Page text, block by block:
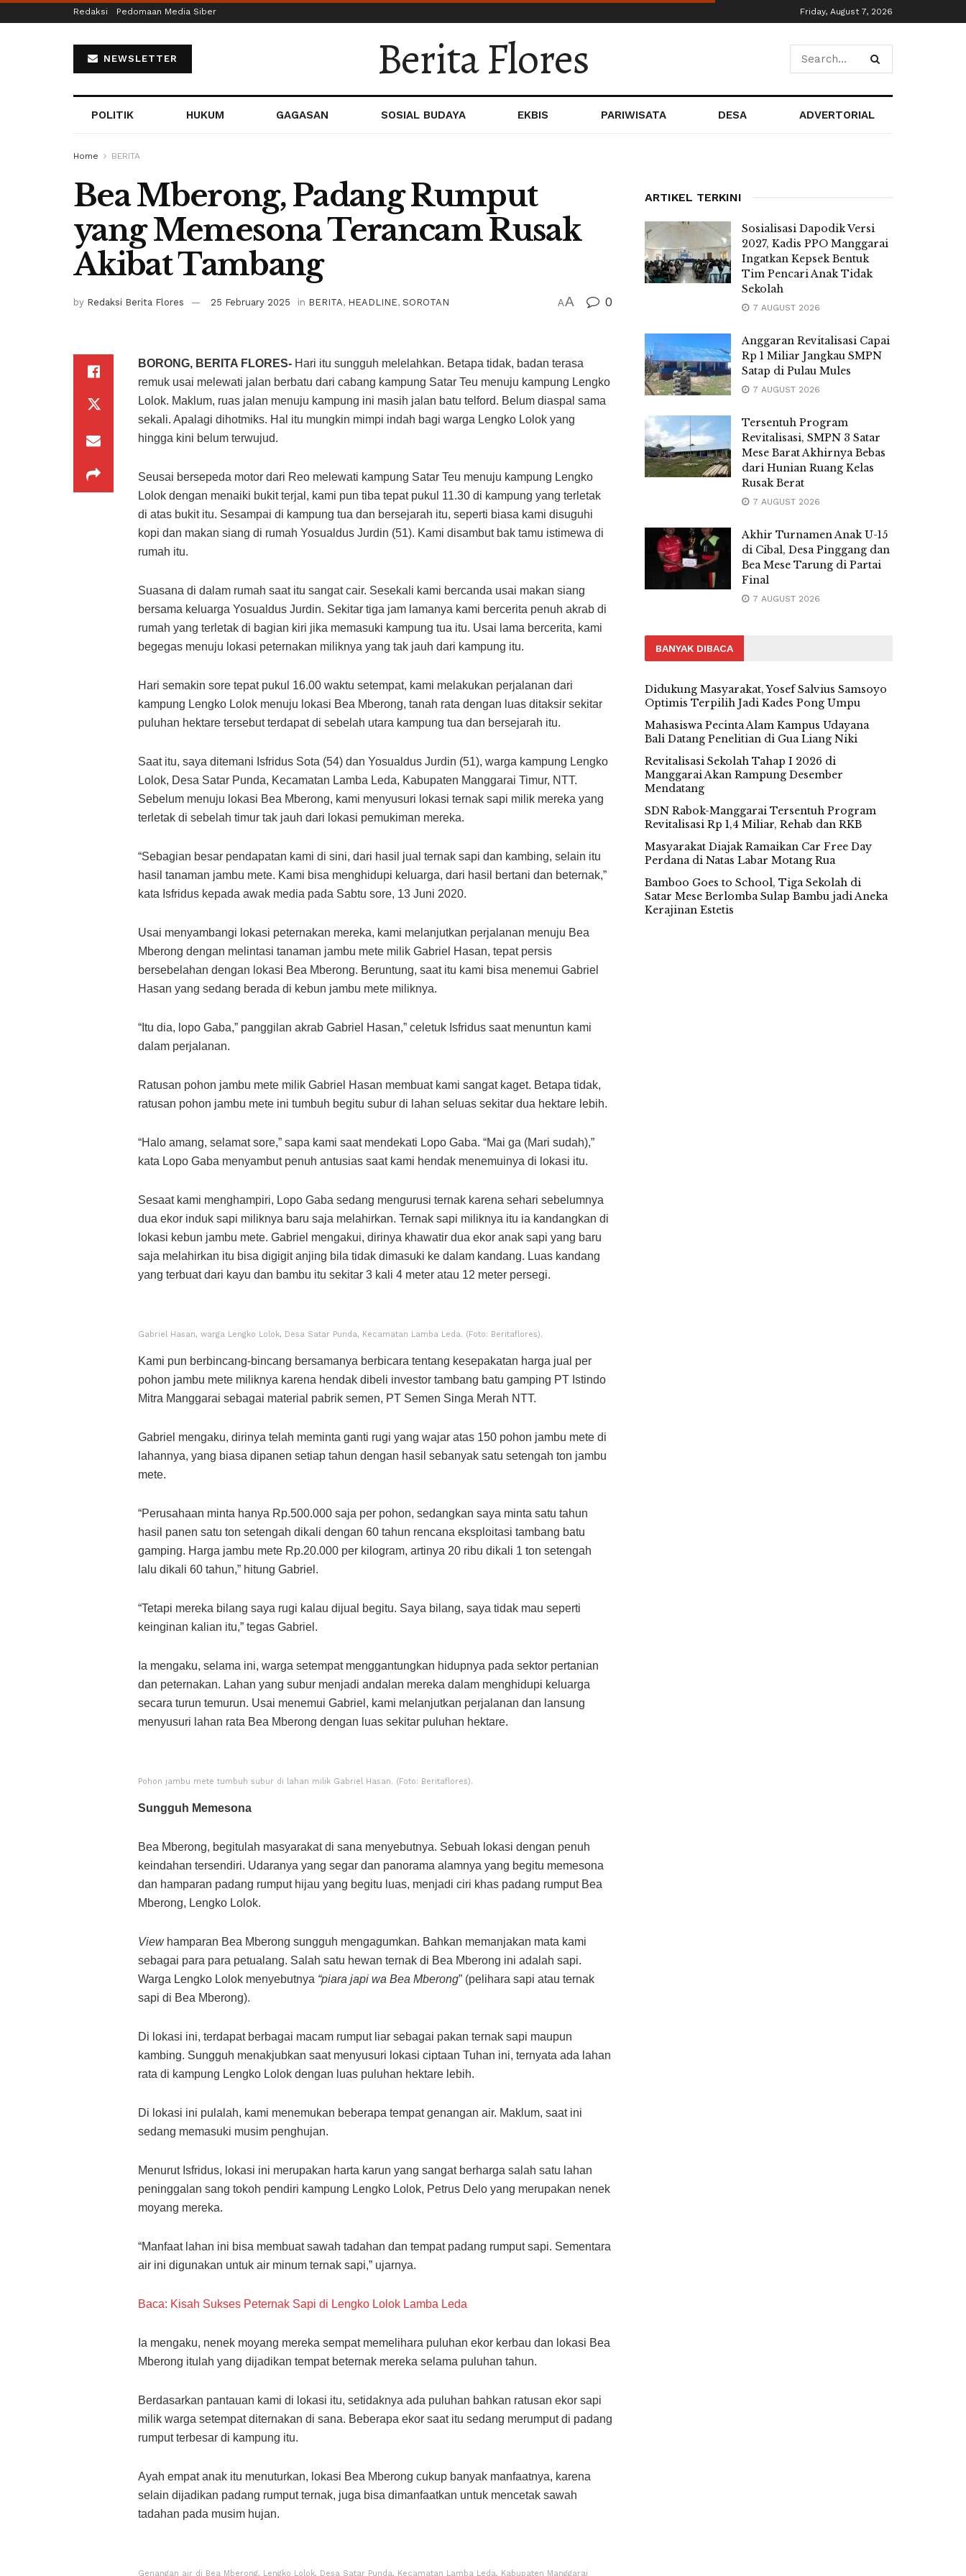
Redaksi Pedomaan Media Siber Friday, August 7, 2026
NEWSLETTER Berita Flores
POLITIK HUKUM GAGASAN SOSIAL BUDAYA EKBIS PARIWISATA DESA ADVERTORIAL
Home BERITA
Bea Mberong, Padang Rumput
yang Memesona Terancam Rusak
Akibat Tambang
by Redaksi Berita Flores 25 February 2025 in BERITA, HEADLINE, SOROTAN AA 0
BORONG, BERITA FLORES- Hari itu sungguh melelahkan. Betapa tidak, badan terasa
remuk usai melewati jalan berbatu dari cabang kampung Satar Teu menuju kampung Lengko
Lolok. Maklum, ruas jalan menuju kampung ini masih jalan batu telford. Belum diaspal sama
sekali. Apalagi dihotmiks. Hal itu mungkin mimpi indah bagi warga Lengko Lolok yang
hingga kini belum terwujud.
Seusai bersepeda motor dari Reo melewati kampung Satar Teu menuju kampung Lengko
Lolok dengan menaiki bukit terjal, kami pun tiba tepat pukul 11.30 di kampung yang terletak
di atas bukit itu. Sesampai di kampung tua dan bersejarah itu, seperti biasa kami disuguhi
kopi dan makan siang di rumah Yosualdus Jurdin (51). Kami disambut bak tamu istimewa di
rumah itu.
Suasana di dalam rumah saat itu sangat cair. Sesekali kami bercanda usai makan siang
bersama keluarga Yosualdus Jurdin. Sekitar tiga jam lamanya kami bercerita penuh akrab di
rumah yang terletak di bagian kiri jika memasuki kampung tua itu. Usai lama bercerita, kami
begegas menuju lokasi peternakan miliknya yang tak jauh dari kampung itu.
Hari semakin sore tepat pukul 16.00 waktu setempat, kami melakukan perjalanan dari
kampung Lengko Lolok menuju lokasi Bea Mberong, tanah rata dengan luas ditaksir sekitar
puluhan hektare tersebut terdapat di sebelah utara kampung tua dan bersejarah itu.
Saat itu, saya ditemani Isfridus Sota (54) dan Yosualdus Jurdin (51), warga kampung Lengko
Lolok, Desa Satar Punda, Kecamatan Lamba Leda, Kabupaten Manggarai Timur, NTT.
Sebelum menuju lokasi Bea Mberong, kami menyusuri lokasi ternak sapi milik mereka yang
terletak di sebelah timur tak jauh dari lokasi pemukiman mereka.
“Sebagian besar pendapatan kami di sini, dari hasil jual ternak sapi dan kambing, selain itu
hasil tanaman jambu mete. Kami bisa menghidupi keluarga, dari hasil bertani dan beternak,”
kata Isfridus kepada awak media pada Sabtu sore, 13 Juni 2020.
Usai menyambangi lokasi peternakan mereka, kami melanjutkan perjalanan menuju Bea
Mberong dengan melintasi tanaman jambu mete milik Gabriel Hasan, tepat persis
bersebelahan dengan lokasi Bea Mberong. Beruntung, saat itu kami bisa menemui Gabriel
Hasan yang sedang berada di kebun jambu mete miliknya.
“Itu dia, lopo Gaba,” panggilan akrab Gabriel Hasan,” celetuk Isfridus saat menuntun kami
dalam perjalanan.
Ratusan pohon jambu mete milik Gabriel Hasan membuat kami sangat kaget. Betapa tidak,
ratusan pohon jambu mete ini tumbuh begitu subur di lahan seluas sekitar dua hektare lebih.
“Halo amang, selamat sore,” sapa kami saat mendekati Lopo Gaba. “Mai ga (Mari sudah),”
kata Lopo Gaba menyambut penuh antusias saat kami hendak menemuinya di lokasi itu.
Sesaat kami menghampiri, Lopo Gaba sedang mengurusi ternak karena sehari sebelumnya
dua ekor induk sapi miliknya baru saja melahirkan. Ternak sapi miliknya itu ia kandangkan di
lokasi kebun jambu mete. Gabriel mengakui, dirinya khawatir dua ekor anak sapi yang baru
saja melahirkan itu bisa digigit anjing bila tidak dimasuki ke dalam kandang. Luas kandang
yang terbuat dari kayu dan bambu itu sekitar 3 kali 4 meter atau 12 meter persegi.
Gabriel Hasan, warga Lengko Lolok, Desa Satar Punda, Kecamatan Lamba Leda. (Foto: Beritaflores).
Kami pun berbincang-bincang bersamanya berbicara tentang kesepakatan harga jual per
pohon jambu mete miliknya karena hendak dibeli investor tambang batu gamping PT Istindo
Mitra Manggarai sebagai material pabrik semen, PT Semen Singa Merah NTT.
Gabriel mengaku, dirinya telah meminta ganti rugi yang wajar atas 150 pohon jambu mete di
lahannya, yang biasa dipanen setiap tahun dengan hasil sebanyak satu setengah ton jambu
mete.
“Perusahaan minta hanya Rp.500.000 saja per pohon, sedangkan saya minta satu tahun
hasil panen satu ton setengah dikali dengan 60 tahun rencana eksploitasi tambang batu
gamping. Harga jambu mete Rp.20.000 per kilogram, artinya 20 ribu dikali 1 ton setengah
lalu dikali 60 tahun,” hitung Gabriel.
“Tetapi mereka bilang saya rugi kalau dijual begitu. Saya bilang, saya tidak mau seperti
keinginan kalian itu,” tegas Gabriel.
Ia mengaku, selama ini, warga setempat menggantungkan hidupnya pada sektor pertanian
dan peternakan. Lahan yang subur menjadi andalan mereka dalam menghidupi keluarga
secara turun temurun. Usai menemui Gabriel, kami melanjutkan perjalanan dan lansung
menyusuri lahan rata Bea Mberong dengan luas sekitar puluhan hektare.
Pohon jambu mete tumbuh subur di lahan milik Gabriel Hasan. (Foto: Beritaflores).
Sungguh Memesona
Bea Mberong, begitulah masyarakat di sana menyebutnya. Sebuah lokasi dengan penuh
keindahan tersendiri. Udaranya yang segar dan panorama alamnya yang begitu memesona
dan hamparan padang rumput hijau yang begitu luas, menjadi ciri khas padang rumput Bea
Mberong, Lengko Lolok.
Viewhamparan Bea Mberong sungguh mengagumkan. Bahkan memanjakan mata kami
sebagai para para petualang. Salah satu hewan ternak di Bea Mberong ini adalah sapi.
Warga Lengko Lolok menyebutnya “piara japi wa Bea Mberong” (pelihara sapi atau ternak
sapi di Bea Mberong).
Di lokasi ini, terdapat berbagai macam rumput liar sebagai pakan ternak sapi maupun
kambing. Sungguh menakjubkan saat menyusuri lokasi ciptaan Tuhan ini, ternyata ada lahan
rata di kampung Lengko Lolok dengan luas puluhan hektare lebih.
Di lokasi ini pulalah, kami menemukan beberapa tempat genangan air. Maklum, saat ini
sedang memasuki musim penghujan.
Menurut Isfridus, lokasi ini merupakan harta karun yang sangat berharga salah satu lahan
peninggalan sang tokoh pendiri kampung Lengko Lolok, Petrus Delo yang merupakan nenek
moyang mereka.
“Manfaat lahan ini bisa membuat sawah tadahan dan tempat padang rumput sapi. Sementara
air ini digunakan untuk air minum ternak sapi,” ujarnya.
Baca: Kisah Sukses Peternak Sapi di Lengko Lolok Lamba Leda
Ia mengaku, nenek moyang mereka sempat memelihara puluhan ekor kerbau dan lokasi Bea
Mberong itulah yang dijadikan tempat beternak mereka selama puluhan tahun.
Berdasarkan pantauan kami di lokasi itu, setidaknya ada puluhan bahkan ratusan ekor sapi
milik warga setempat diternakan di sana. Beberapa ekor saat itu sedang merumput di padang
rumput terbesar di kampung itu.
Ayah empat anak itu menuturkan, lokasi Bea Mberong cukup banyak manfaatnya, karena
selain dijadikan padang rumput ternak, juga bisa dimanfaatkan untuk mencetak sawah
tadahan pada musim hujan.
Genangan air di Bea Mberong, Lengko Lolok, Desa Satar Punda, Kecamatan Lamba Leda, Kabupaten Manggarai
ARTIKEL TERKINI
Sosialisasi Dapodik Versi
2027, Kadis PPO Manggarai
Ingatkan Kepsek Bentuk
Tim Pencari Anak Tidak
Sekolah
7 AUGUST 2026
Anggaran Revitalisasi Capai
Rp 1 Miliar Jangkau SMPN
Satap di Pulau Mules
7 AUGUST 2026
Tersentuh Program
Revitalisasi, SMPN 3 Satar
Mese Barat Akhirnya Bebas
dari Hunian Ruang Kelas
Rusak Berat
7 AUGUST 2026
Akhir Turnamen Anak U-15
di Cibal, Desa Pinggang dan
Bea Mese Tarung di Partai
Final
7 AUGUST 2026
BANYAK DIBACA
Didukung Masyarakat, Yosef Salvius Samsoyo
Optimis Terpilih Jadi Kades Pong Umpu
Mahasiswa Pecinta Alam Kampus Udayana
Bali Datang Penelitian di Gua Liang Niki
Revitalisasi Sekolah Tahap I 2026 di
Manggarai Akan Rampung Desember
Mendatang
SDN Rabok-Manggarai Tersentuh Program
Revitalisasi Rp 1,4 Miliar, Rehab dan RKB
Masyarakat Diajak Ramaikan Car Free Day
Perdana di Natas Labar Motang Rua
Bamboo Goes to School, Tiga Sekolah di
Satar Mese Berlomba Sulap Bambu jadi Aneka
Kerajinan Estetis